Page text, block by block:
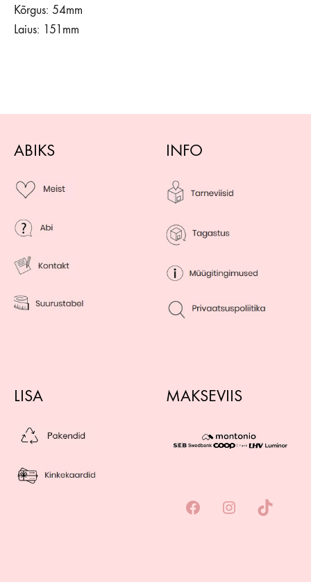
Kõrgus: 54mm
Laius: 151mm
ABIKS INFO
LISA MAKSEVIIS